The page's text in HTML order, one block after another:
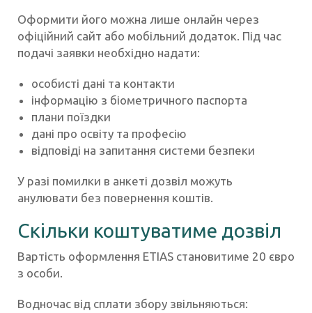
Оформити його можна лише онлайн через
офіційний сайт або мобільний додаток. Під час
подачі заявки необхідно надати:
особисті дані та контакти
інформацію з біометричного паспорта
плани поїздки
дані про освіту та професію
відповіді на запитання системи безпеки
У разі помилки в анкеті дозвіл можуть
анулювати без повернення коштів.
Скільки коштуватиме дозвіл
Вартість оформлення ETIAS становитиме 20 євро
з особи.
Водночас від сплати збору звільняються: